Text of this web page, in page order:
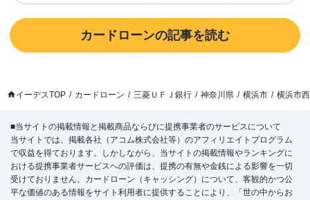
カードローンの記事を読む
イーデスTOP カードローン 三菱ＵＦＪ銀行 神奈川県 横浜市 横浜市
■当サイトの掲載情報と掲載商品ならびに提携事業者のサービスについて
当サイトでは、掲載各社（アコム株式会社等）のアフィリエイトプログラム
で収益を得ております。しかしながら、当サイトの掲載情報やランキングに
おける提携事業者サービスへの評価は、提携の有無や金銭による影響を一切
受けておりません。カードローン（キャッシング）について、客観的かつ公
平な価値のある情報をサイト利用者に提供することにより、「世の中からお